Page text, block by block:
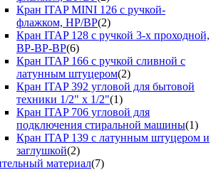
Кран ITAP MINI 126 с ручкой-
флажком, НР/ВР(2)
Кран ITAP 128 с ручкой 3-х проходной,
ВР-ВР-ВР(6)
Кран ITAP 166 с ручкой сливной с
латунным штуцером(2)
Кран ITAP 392 угловой для бытовой
техники 1/2" х 1/2"(1)
Кран ITAP 706 угловой для
подключения стиральной машины(1)
Кран ITAP 139 с латунным штуцером и
заглушкой(2)
материал(7)